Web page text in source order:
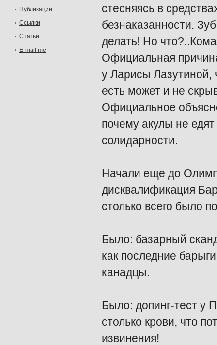
Публикации
Ссылки
Статьи
E-mail me
стесняясь в
безнаказанности.
делать! Но
Официальная
у Ларисы Лазутиной,
есть может и не
Официальное
почему акулы не
солидарности.
Начали еще до
дисквалификация
столько всего было
Было: базарный
как последние
канадцы.
Было: допинг-тест у
столько крови, что
извинения!